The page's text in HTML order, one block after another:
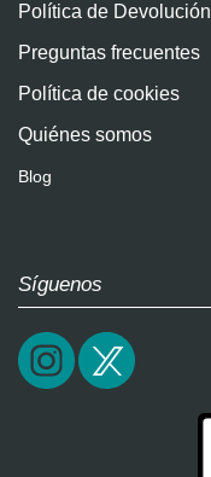
Política de Devolución
Preguntas frecuentes
Política de cookies
Quiénes somos
Blog
Síguenos